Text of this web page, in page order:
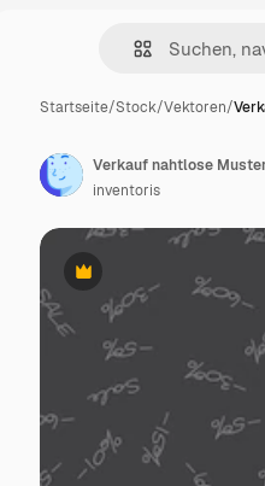
Startseite/Stock/Vektoren/
Premium
Verkauf nahtlose
inventoris